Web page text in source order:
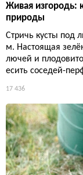
Живая изгородь:
природы
Стричь кусты под
м. Настоящая
лючей и
есить соседей-
17 436